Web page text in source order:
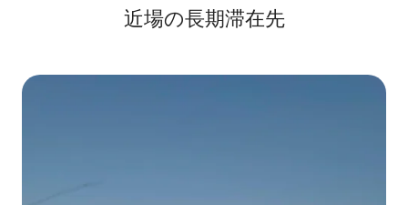
近場の長期滞在先